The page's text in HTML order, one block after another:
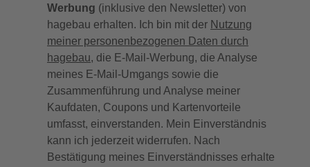
Werbung (inklusive den Newsletter) von
hagebau erhalten. Ich bin mit der Nutzung
meiner personenbezogenen Daten durch
hagebau, die E-Mail-Werbung, die Analyse
meines E-Mail-Umgangs sowie die
Zusammenführung und Analyse meiner
Kaufdaten, Coupons und Kartenvorteile
umfasst, einverstanden. Mein Einverständnis
kann ich jederzeit widerrufen. Nach
Bestätigung meines Einverständnisses erhalte